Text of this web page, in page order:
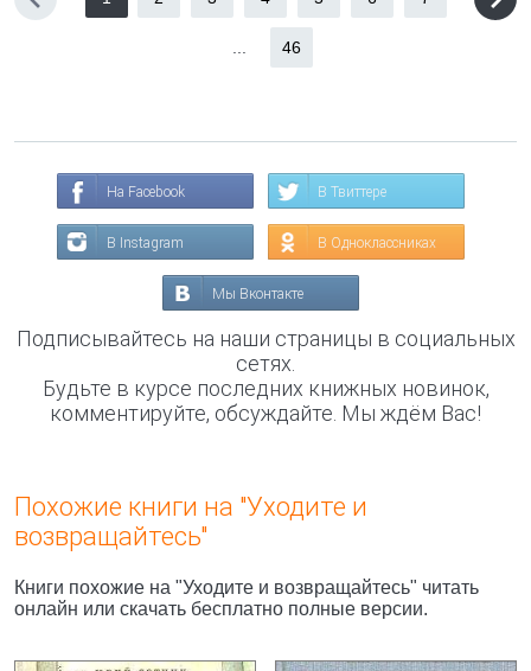
46
На Facebook В Твиттере
В Instagram В Одноклассниках
Мы Вконтакте
Подписывайтесь на наши страницы в социальных
сетях.
Будьте в курсе последних книжных новинок,
комментируйте, обсуждайте. Мы ждём Вас!
Похожие книги на "Уходите и
возвращайтесь"
Книги похожие на "Уходите и возвращайтесь" читать
онлайн или скачать бесплатно полные версии.